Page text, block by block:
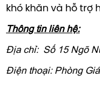
khó khăn và hỗ trợ
Thông tin liên hệ:
Địa chỉ: Số 15 Ngõ
Điện thoại: Phòng